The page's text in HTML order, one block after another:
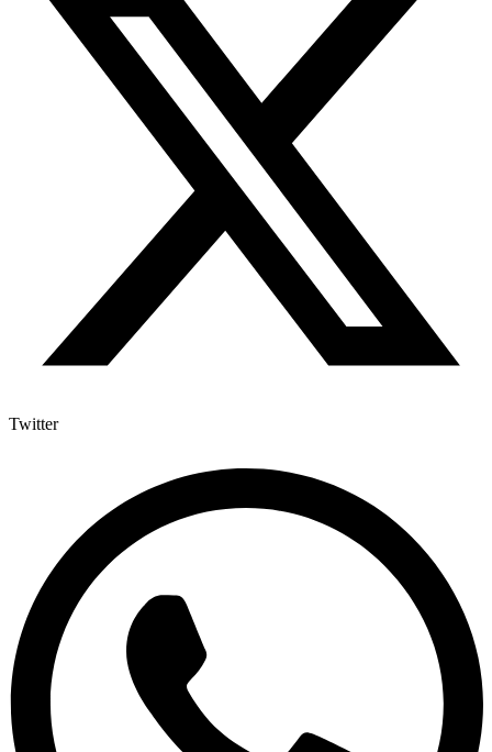
Twitter